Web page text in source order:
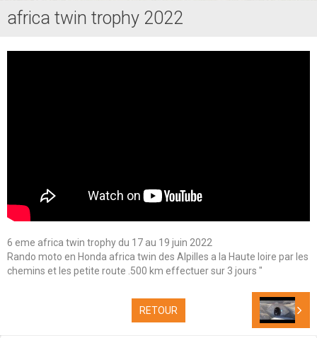
Accueil
africa twin trophy 2022
6 eme africa twin trophy du 17 au 19 juin 2022
Rando moto en Honda africa twin des Alpilles a la Haute loire par les
chemins et les petite route .500 km effectuer sur 3 jours "
RETOUR